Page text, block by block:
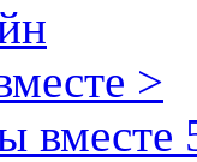
>
вместе